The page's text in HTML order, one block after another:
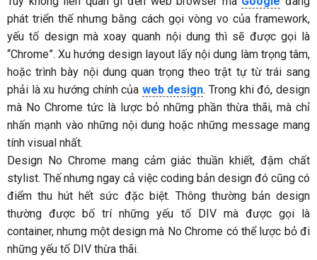
phát triển thế nhưng bằng cách gọi vòng vo của framework,
yếu tố design mà xoay quanh nội dung thì sẽ được gọi là
“Chrome”. Xu hướng design layout lấy nội dung làm trọng tâm,
hoặc trình bày nội dung quan trọng theo trật tự từ trái sang
phải là xu hướng chính của web design. Trong khi đó, design
mà No Chrome tức là lược bỏ những phần thừa thãi, mà chỉ
nhấn mạnh vào những nội dung hoặc những message mang
tính visual nhất.
Design No Chrome mang cảm giác thuần khiết, đậm chất
stylist. Thế nhưng ngay cả việc coding bản design đó cũng có
điểm thu hút hết sức đặc biệt. Thông thường bản design
thường được bố trí những yếu tố DIV mà được gọi là
container, nhưng một design mà No Chrome có thể lược bỏ đi
những yếu tố DIV thừa thãi.